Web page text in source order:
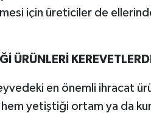
için üreticiler de
ÜRÜNLERİ
en önemli ihracat
yetiştiği ortam ya da